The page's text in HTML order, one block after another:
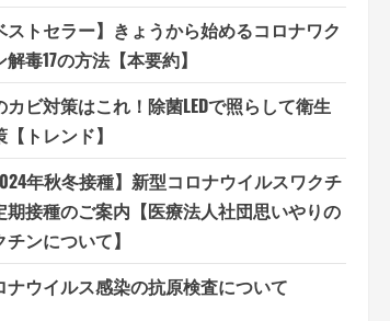
ストセラー】きょうから始めるコロナワク
解毒17の方法【本要約】
カビ対策はこれ！除菌LEDで照らして衛生
【トレンド】
年秋冬接種】新型コロナウイルスワクチ
期接種のご案内【医療法人社団思いやりの
チンについて】
ナウイルス感染の抗原検査について